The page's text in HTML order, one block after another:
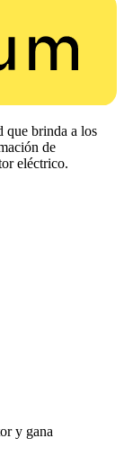
que brinda a los
de
eléctrico.
y gana